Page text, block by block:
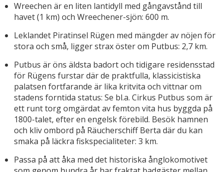
Wreechen är en liten lantidyll med gångavstånd till
havet (1 km) och Wreechener-sjön: 600 m.
Leklandet Piratinsel Rügen med mängder av nöjen för
stora och små, ligger strax öster om Putbus: 2,7 km.
Putbus är öns äldsta badort och tidigare residensstad
för Rügens furstar där de praktfulla, klassicistiska
palatsen fortfarande är lika kritvita och vittnar om
stadens forntida status: Se bl.a. Cirkus Putbus som är
ett runt torg omgärdat av femton vita hus byggda på
1800-talet, efter en engelsk förebild. Besök hamnen
och kliv ombord på Räucherschiff Berta där du kan
smaka på läckra fiskspecialiteter: 3 km.
Passa på att åka med det historiska ånglokomotivet